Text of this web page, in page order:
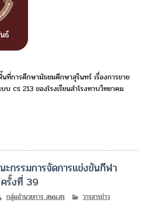
ที่การศึกษามัธยมศึกษาสุรินทร์ เรื่องการขาย
บ cs 213 ของโรงเรียนสำโรงทาบวิทยาคม
ะกรรมการจัดการแข่งขันกีฬา
ครั้งที่ 39
กลุ่มอำนวยการ สพม.สร
วารสารข่าว